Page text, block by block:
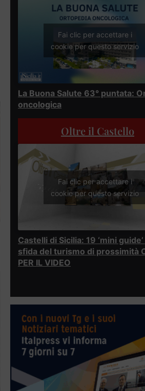
Fai clic per accettare i
cookie per questo servizio
La Buona Salute 63° puntata:
oncologica
Oltre il Castello
Fai clic per accettare i
cookie per questo servizio
Castelli di Sicilia: 19 ‘mini
sfida del turismo di prossimità
PER IL VIDEO